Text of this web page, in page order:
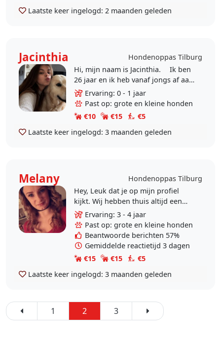
Laatste keer ingelogd: 2 maanden geleden
Jacinthia
Hondenoppas Tilburg
Hi, mijn naam is Jacinthia. Ik ben
26 jaar en ik heb vanaf jongs af aan
altijd al hondjes om me heen
gehad. Zo ben ik zelf opgegroeid
met een..
Ervaring: 0 - 1 jaar
Past op: grote en kleine honden
€10
€15
€5
Laatste keer ingelogd: 3 maanden geleden
Melany
Hondenoppas Tilburg
Hey, Leuk dat je op mijn profiel
kijkt. Wij hebben thuis altijd een
hond gehad, een paar jaar geleden
overleed onze hondje en sindsdien
ben ik..
Ervaring: 3 - 4 jaar
Past op: grote en kleine honden
Beantwoorde berichten 57%
Gemiddelde reactietijd 3 dagen
€15
€15
€5
Laatste keer ingelogd: 3 maanden geleden
1 2 3